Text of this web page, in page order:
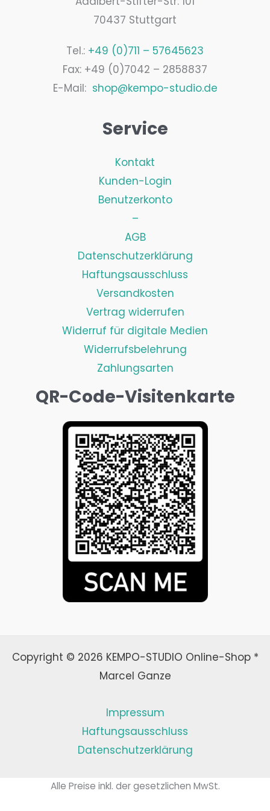
70437 Stuttgart
Tel.: +49 (0)711 – 57645623
Fax: +49 (0)7042 – 2858837
E-Mail: shop@kempo-studio.de
Service
Kontakt
Kunden-Login
Benutzerkonto
–
AGB
Datenschutzerklärung
Haftungsausschluss
Versandkosten
Vertrag widerrufen
Widerruf für digitale Medien
Widerrufsbelehrung
Zahlungsarten
QR-Code-Visitenkarte
Copyright © 2026 KEMPO-STUDIO Online-Shop *
Marcel Ganze
Impressum
Haftungsausschluss
Datenschutzerklärung
Alle Preise inkl. der gesetzlichen MwSt.